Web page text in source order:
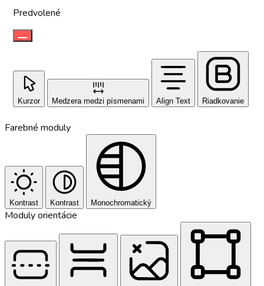
Predvolené
Kurzor Medzera medzi písmenami Align Text Riadkovanie
Farebné moduly
Kontrast Kontrast Monochromatický
Moduly orientácie